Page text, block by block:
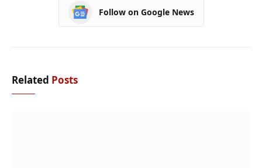
Follow on Google News
Related Posts